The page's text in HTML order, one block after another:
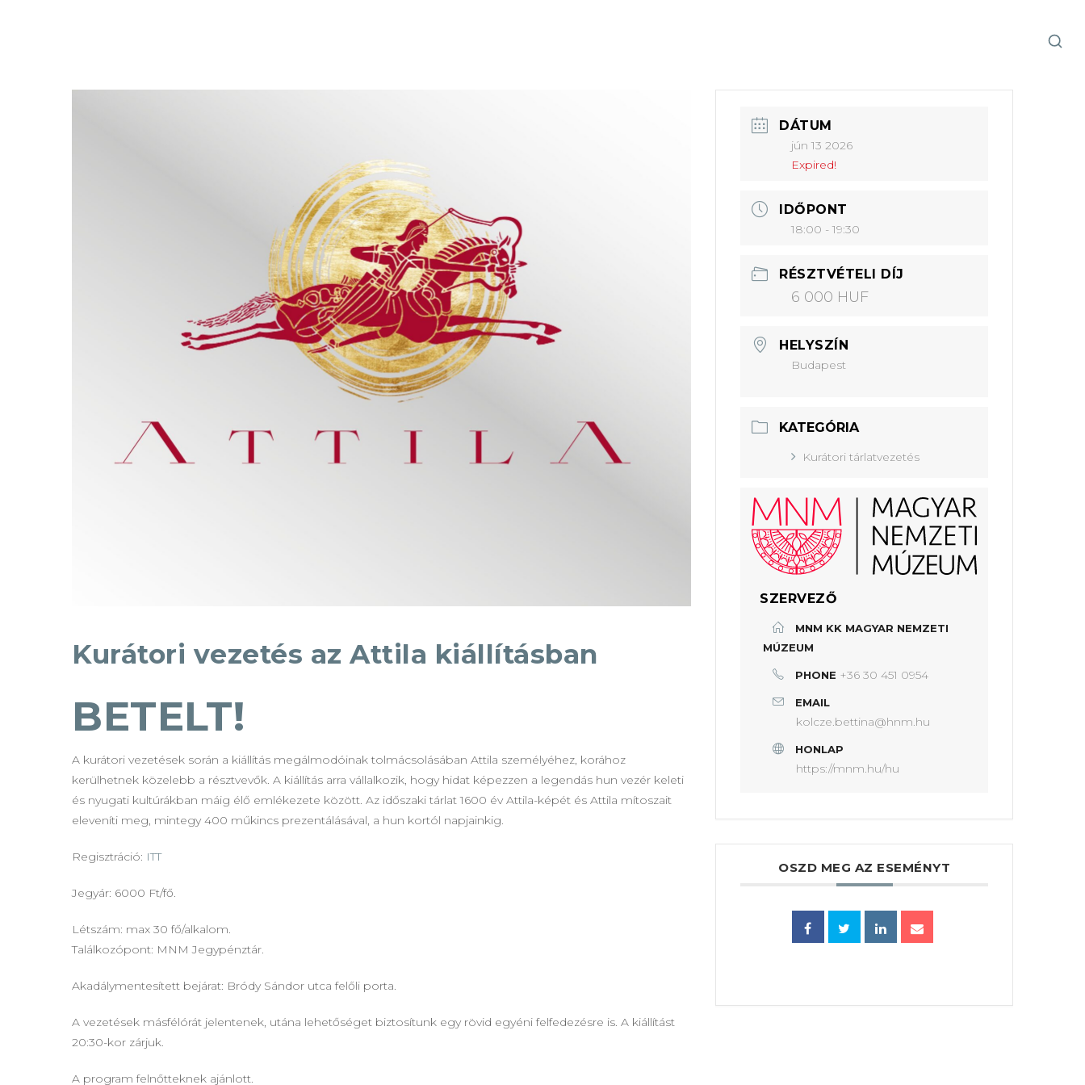
Kurátori vezetés az Attila kiállításban
BETELT!
A kurátori vezetések során a kiállítás megálmodóinak tolmácsolásában Attila személyéhez, korához
kerülhetnek közelebb a résztvevők. A kiállítás arra vállalkozik, hogy hidat képezzen a legendás hun vezér keleti
és nyugati kultúrákban máig élő emlékezete között. Az időszaki tárlat 1600 év Attila-képét és Attila mítoszait
eleveníti meg, mintegy 400 műkincs prezentálásával, a hun kortól napjainkig.
Regisztráció: ITT
Jegyár: 6000 Ft/fő.
Létszám: max 30 fő/alkalom.
Találkozópont: MNM Jegypénztár.
Akadálymentesített bejárat: Bródy Sándor utca felőli porta.
A vezetések másfélórát jelentenek, utána lehetőséget biztosítunk egy rövid egyéni felfedezésre is. A kiállítást
20:30-kor zárjuk.
A program felnőtteknek ajánlott.
DÁTUM
jún 13 2026
Expired!
IDŐPONT
18:00 - 19:30
RÉSZTVÉTELI DÍJ
6 000 HUF
HELYSZÍN
Budapest
KATEGÓRIA
Kurátori tárlatvezetés
SZERVEZŐ
MNM KK MAGYAR NEMZETI
MÚZEUM
PHONE +36 30 451 0954
EMAIL
kolcze.bettina@hnm.hu
HONLAP
https://mnm.hu/hu
OSZD MEG AZ ESEMÉNYT